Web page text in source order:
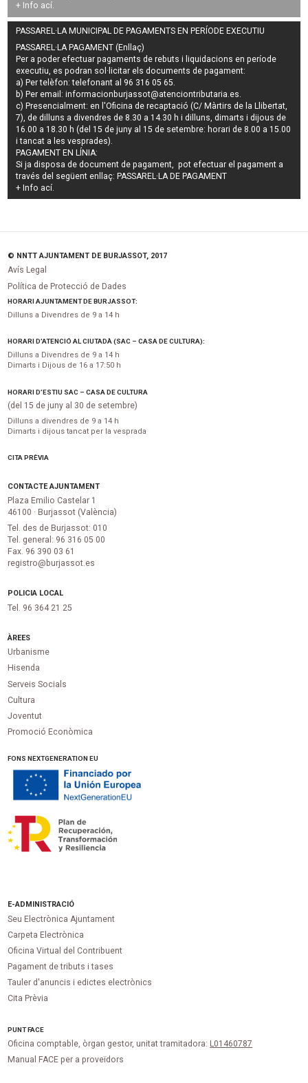
+ Info ací.
PASSAREL·LA MUNICIPAL DE PAGAMENTS EN PERÍODE EXECUTIU
PASSAREL·LA PAGAMENT (Enllaç)
Per a poder efectuar pagaments derebuts i liquidacions en període
executiu , es podran sol·licitar els documents de pagament:
a) Per telèfon: telefonant al 96 316 05 65.
b) Per email:informacionburjassot@atenciontributaria.es
c) Presencialment: en l'Oficina de recaptació (C/ Màrtirs de la Llibertat,
7), de dilluns a divendres de 8.30 a 14.30 h i dilluns, dimarts i dijous de
16.00 a 18.30 h (del 15 de juny al 15 de setembre: horari de 8.00 a 15.00
i tancat a les vesprades).
PAGAMENT EN LÍNIA:
Si ja disposa de document de pagament, pot efectuar el pagament a
través del següent enllaç:PASSAREL·LA DE PAGAMENT
+ Info ací
© NNTT AJUNTAMENT DE BURJASSOT, 2017
Avís Legal
Política de Protecció de Dades
HORARI AJUNTAMENT DE BURJASSOT:
Dilluns a Divendres de 9 a 14 h
HORARI D’ATENCIÓ AL CIUTADÀ (SAC – CASA DE CULTURA):
Dilluns a Divendres de 9 a 14 h
Dimarts i Dijous de 16 a 17:50 h
HORARI D’ESTIU SAC – CASA DE CULTURA
(del 15 de juny al 30 de setembre)
Dilluns a divendres de 9 a 14 h
Dimarts i dijous tancat per la vesprada
CITA PRÈVIA
CONTACTE AJUNTAMENT
Plaza Emilio Castelar 1
46100 · Burjassot (València)
Tel. des de Burjassot: 010
Tel. general: 96 316 05 00
Fax. 96 390 03 61
registro@burjassot.es
POLICIA LOCAL
Tel. 96 364 21 25
ÀREES
Urbanisme
Hisenda
Serveis Socials
Cultura
Joventut
Promoció Econòmica
FONS NEXTGENERATION EU
E-ADMINISTRACIÓ
Seu Electrònica Ajuntament
Carpeta Electrònica
Oficina Virtual del Contribuent
Pagament de tributs i tases
Tauler d'anuncis i edictes electrònics
Cita Prèvia
PUNTFACE
Oficina comptable, òrgan gestor, unitat tramitadora: L01460787
Manual FACE per a proveïdors